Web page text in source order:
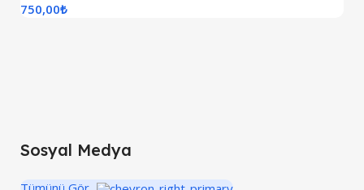
750,00₺
Sosyal Medya